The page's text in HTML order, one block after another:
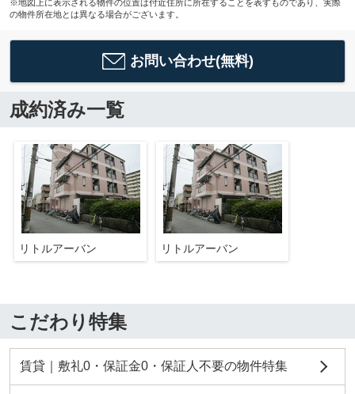
※地図上に表示される物件の位置は付近住所に所在することを表すものであり、実際
の物件所在地とは異なる場合がございます。
お問い合わせ(無料)
成約済み一覧
リトルアーバン リトルアーバン
こだわり特集
賃貸｜敷礼0・保証金0・保証人不要の物件特集